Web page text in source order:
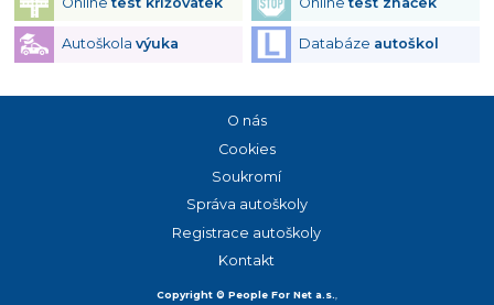
Autoškola výuka Databáze autoškol
Copyright © People For Net a.s.,
O nás
Cookies
Soukromí
Správa autoškoly
Registrace autoškoly
Kontakt